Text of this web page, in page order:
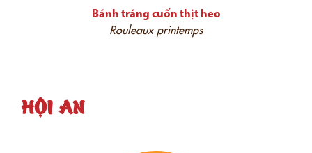
Bánh tráng cuốn thịt heo
Rouleaux printemps
HỘI AN